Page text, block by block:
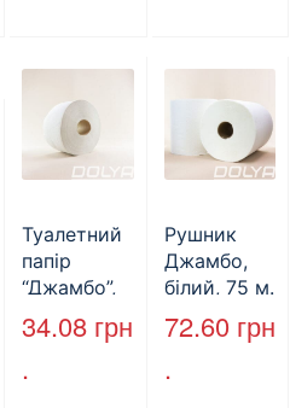
Туалетний
папір
“Джамбо”,
130м.
34.08 грн
.
Рушник
Джамбо,
білий, 75 м.
72.60 грн
.